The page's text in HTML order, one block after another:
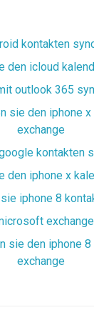
kontakten
den icloud
outlook 365
sie den iphone
exchange
kontakten
den iphone x
iphone 8
sie den iphone
exchange